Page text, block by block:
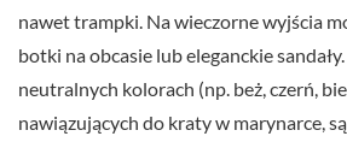
nawet trampki. Na wieczorne wyjścia
botki na obcasie lub eleganckie
neutralnych kolorach (np. beż, czerń,
nawiązujących do kraty w marynarce,